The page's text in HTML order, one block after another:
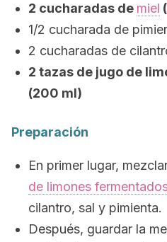
2 cucharadas de miel
1/2 cucharada de
2 cucharadas de
2 tazas de jugo de
(200 ml)
Preparación
En primer lugar,
de limones
cilantro, sal y pimienta.
Después, guardar la